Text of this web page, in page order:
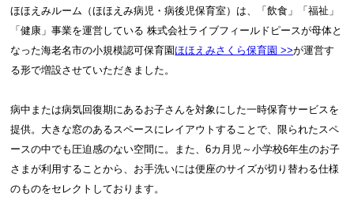
ほほえみルーム（ほほえみ病児・病後児保育室）は、「飲食」「福祉」
「健康」事業を運営している 株式会社ライブフィールドピースが母体と
なった海老名市の小規模認可保育園ほほえみさくら保育園 >>が運営す
る形で増設させていただきました。
病中または病気回復期にあるお子さんを対象にした一時保育サービスを
提供。大きな窓のあるスペースにレイアウトすることで、限られたスペ
ースの中でも圧迫感のない空間に。また、6カ月児～小学校6年生のお子
さまが利用することから、お手洗いには便座のサイズが切り替わる仕様
のものをセレクトしております。